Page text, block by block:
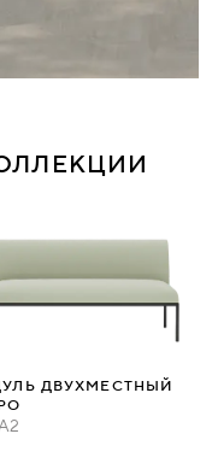
ДВУХМЕСТНЫЙ